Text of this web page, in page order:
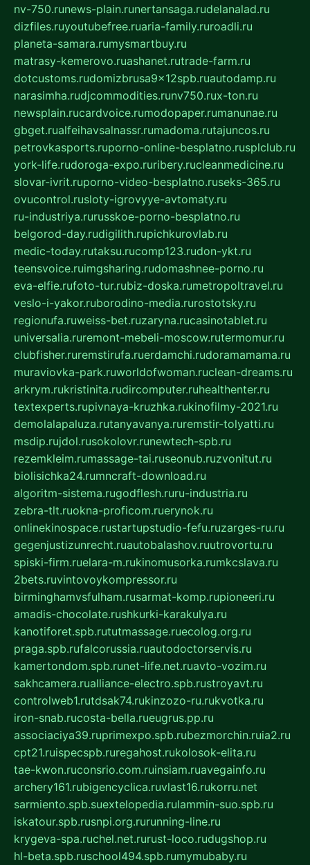
nv-750.runews-plain.runertansaga.rudelanalad.ru
dizfiles.ruyoutubefree.ruaria-family.ruroadli.ru
planeta-samara.rumysmartbuy.ru
matrasy-kemerovo.ruashanet.rutrade-farm.ru
dotcustoms.rudomizbrusa9x12spb.ruautodamp.ru
narasimha.rudjcommodities.runv750.rux-ton.ru
newsplain.rucardvoice.rumodopaper.rumanunae.ru
gbget.rualfeihavsalnassr.rumadoma.rutajuncos.ru
petrovkasports.ruporno-online-besplatno.rusplclub.ru
york-life.rudoroga-expo.ruribery.rucleanmedicine.ru
slovar-ivrit.ruporno-video-besplatno.ruseks-365.ru
ovucontrol.rusloty-igrovyye-avtomaty.ru
ru-industriya.rurusskoe-porno-besplatno.ru
belgorod-day.rudigilith.rupichkurovlab.ru
medic-today.rutaksu.rucomp123.rudon-ykt.ru
teensvoice.ruimgsharing.rudomashnee-porno.ru
eva-elfie.rufoto-tur.rubiz-doska.rumetropoltravel.ru
veslo-i-yakor.ruborodino-media.rurostotsky.ru
regionufa.ruweiss-bet.ruzaryna.rucasinotablet.ru
universalia.ruremont-mebeli-moscow.rutermomur.ru
clubfisher.ruremstirufa.ruerdamchi.rudoramamama.ru
muraviovka-park.ruworldofwoman.ruclean-dreams.ru
arkrym.rukristinita.rudircomputer.ruhealthenter.ru
textexperts.rupivnaya-kruzhka.rukinofilmy-2021.ru
demolalapaluza.rutanyavanya.ruremstir-tolyatti.ru
msdip.rujdol.rusokolovr.runewtech-spb.ru
rezemkleim.rumassage-tai.ruseonub.ruzvonitut.ru
biolisichka24.rumncraft-download.ru
algoritm-sistema.rugodflesh.ruru-industria.ru
zebra-tlt.ruokna-proficom.ruerynok.ru
onlinekinospace.rustartupstudio-fefu.ruzarges-ru.ru
gegenjustizunrecht.ruautobalashov.ruutrovortu.ru
spiski-firm.ruelara-m.rukinomusorka.rumkcslava.ru
2bets.ruvintovoykompressor.ru
birminghamvsfulham.rusarmat-komp.rupioneeri.ru
amadis-chocolate.rushkurki-karakulya.ru
kanotiforet.spb.rututmassage.ruecolog.org.ru
praga.spb.rufalcorussia.ruautodoctorservis.ru
kamertondom.spb.runet-life.net.ruavto-vozim.ru
sakhcamera.rualliance-electro.spb.rustroyavt.ru
controlweb1.rutdsak74.rukinzozo-ru.rukvotka.ru
iron-snab.rucosta-bella.rueugrus.pp.ru
associaciya39.ruprimexpo.spb.rubezmorchin.ruia2.ru
cpt21.ruispecspb.ruregahost.rukolosok-elita.ru
tae-kwon.ruconsrio.com.ruinsiam.ruavegainfo.ru
archery161.rubigencyclica.ruvlast16.rukorru.net
sarmiento.spb.suextelopedia.rulammin-suo.spb.ru
iskatour.spb.rusnpi.org.rurunning-line.ru
krygeva-spa.ruchel.net.rurust-loco.rudugshop.ru
hl-beta.spb.ruschool494.spb.rumymubaby.ru